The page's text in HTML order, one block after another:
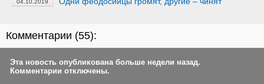
04.10.2019
Комментарии (55):
Эта новость опубликована больше недели назад.
Комментарии отключены.